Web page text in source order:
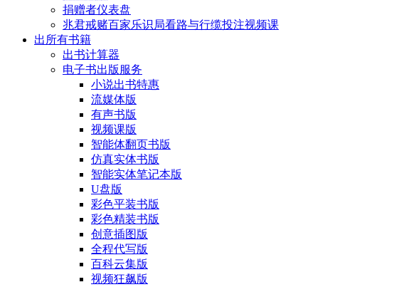
捐赠者仪表盘
兆君戒赌百家乐识局看路与行缆投注视频课
出所有书籍
出书计算器
电子书出版服务
小说出书特惠
流媒体版
有声书版
视频课版
智能体翻页书版
仿真实体书版
智能实体笔记本版
U盘版
彩色平装书版
彩色精装书版
创意插图版
全程代写版
百科云集版
视频狂飙版